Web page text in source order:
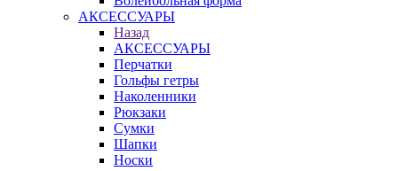
АКСЕССУАРЫ
Назад
АКСЕССУАРЫ
Перчатки
Гольфы гетры
Наколенники
Рюкзаки
Сумки
Шапки
Носки